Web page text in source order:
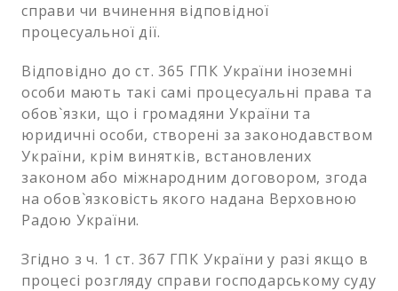
справи чи вчинення відповідної
процесуальної дії.
Відповідно до ст. 365 ГПК України іноземні
особи мають такі самі процесуальні права та
обов`язки, що і громадяни України та
юридичні особи, створені за законодавством
України, крім винятків, встановлених
законом або міжнародним договором, згода
на обов`язковість якого надана Верховною
Радою України.
Згідно з ч. 1 ст. 367 ГПК України у разі якщо в
процесі розгляду справи господарському суду